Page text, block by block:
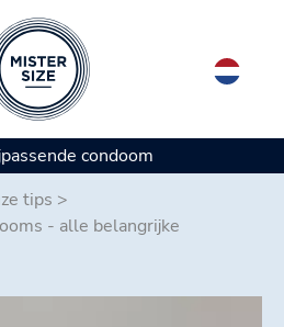
in 7 condoommaten
tips >
- alle belangrijke